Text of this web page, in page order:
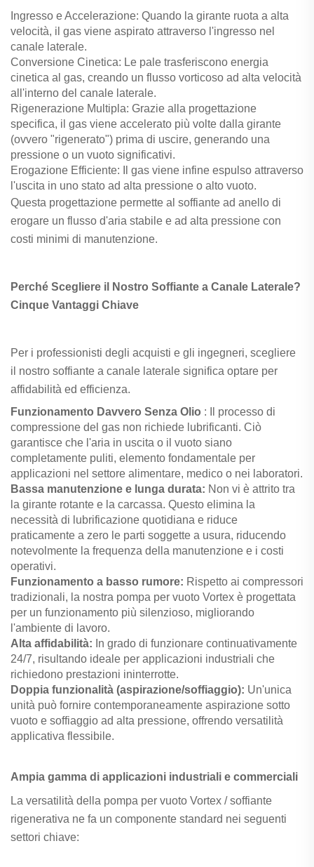
Ingresso e Accelerazione: Quando la girante ruota a alta
velocità, il gas viene aspirato attraverso l'ingresso nel
canale laterale.
Conversione Cinetica: Le pale trasferiscono energia
cinetica al gas, creando un flusso vorticoso ad alta velocità
all'interno del canale laterale.
Rigenerazione Multipla: Grazie alla progettazione
specifica, il gas viene accelerato più volte dalla girante
(ovvero "rigenerato") prima di uscire, generando una
pressione o un vuoto significativi.
Erogazione Efficiente: Il gas viene infine espulso attraverso
l'uscita in uno stato ad alta pressione o alto vuoto.
Questa progettazione permette al soffiante ad anello di
erogare un flusso d'aria stabile e ad alta pressione con
costi minimi di manutenzione.
Perché Scegliere il Nostro Soffiante a Canale Laterale?
Cinque Vantaggi Chiave
Per i professionisti degli acquisti e gli ingegneri, scegliere
il nostro soffiante a canale laterale significa optare per
affidabilità ed efficienza.
Funzionamento Davvero Senza Olio : Il processo di
compressione del gas non richiede lubrificanti. Ciò
garantisce che l'aria in uscita o il vuoto siano
completamente puliti, elemento fondamentale per
applicazioni nel settore alimentare, medico o nei laboratori.
Bassa manutenzione e lunga durata: Non vi è attrito tra
la girante rotante e la carcassa. Questo elimina la
necessità di lubrificazione quotidiana e riduce
praticamente a zero le parti soggette a usura, riducendo
notevolmente la frequenza della manutenzione e i costi
operativi.
Funzionamento a basso rumore: Rispetto ai compressori
tradizionali, la nostra pompa per vuoto Vortex è progettata
per un funzionamento più silenzioso, migliorando
l'ambiente di lavoro.
Alta affidabilità: In grado di funzionare continuativamente
24/7, risultando ideale per applicazioni industriali che
richiedono prestazioni ininterrotte.
Doppia funzionalità (aspirazione/soffiaggio): Un'unica
unità può fornire contemporaneamente aspirazione sotto
vuoto e soffiaggio ad alta pressione, offrendo versatilità
applicativa flessibile.
Ampia gamma di applicazioni industriali e commerciali
La versatilità della pompa per vuoto Vortex / soffiante
rigenerativa ne fa un componente standard nei seguenti
settori chiave: